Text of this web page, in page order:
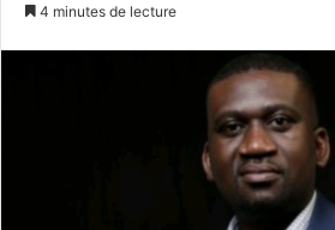
4 minutes de lecture